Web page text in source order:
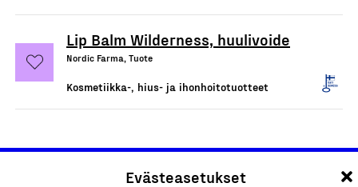
Evästeasetukset
Lip Balm Wilderness, huulivoide
Nordic Farma, Tuote
Kosmetiikka-, hius- ja ihonhoitotuotteet